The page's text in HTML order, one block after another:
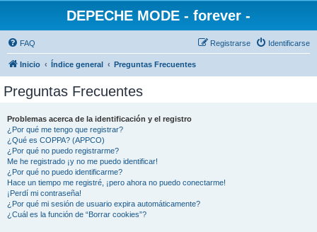
DEPECHE MODE - forever -
FAQ Identificarse
Registrarse
Inicio Índice general Preguntas Frecuentes
Preguntas Frecuentes
Problemas acerca de la identificación y el registro
¿Por qué me tengo que registrar?
¿Qué es COPPA? (APPCO)
¿Por qué no puedo registrarme?
Me he registrado ¡y no me puedo identificar!
¿Por qué no puedo identificarme?
Hace un tiempo me registré, ¡pero ahora no puedo conectarme!
¡Perdí mi contraseña!
¿Por qué mi sesión de usuario expira automáticamente?
¿Cuál es la función de “Borrar cookies”?